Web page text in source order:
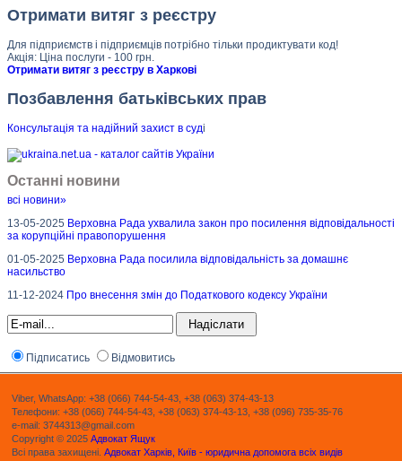
Отримати витяг з реєстру
Для підприємств і підприємців потрібно тільки продиктувати код!
Акція: Ціна послуги - 100 грн.
Отримати витяг з реєстру в Харкові
Позбавлення батьківських прав
Консультація та надійний захист в суді
Останні новини
всі новини»
13-05-2025 Верховна Рада ухвалила закон про посилення відповідальності
за корупційні правопорушення
01-05-2025 Верховна Рада посилила відповідальність за домашнє
насильство
11-12-2024 Про внесення змін до Податкового кодексу України
Підписатись Відмовитись
Viber, WhatsApp: +38 (066) 744-54-43, +38 (063) 374-43-13
Телефони: +38 (066) 744-54-43, +38 (063) 374-43-13, +38 (096) 735-35-76
e-mail: 3744313@gmail.com
Copyright © 2025 Адвокат Ящук
Всі права захищені. Адвокат Харків, Київ - юридична допомога всіх видів